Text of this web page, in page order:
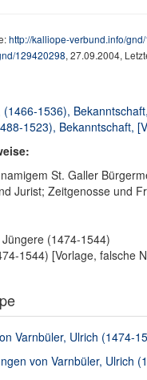
http://kalliope-verbund.info/
129420298, 27.09.2004,
1536),
1523), Bekanntschaft,
St. Galler
Jurist; Zeitgenosse und
(1474-1544)
1544) [Vorlage, falsche
Varnbüler, Ulrich (1474-
von Varnbüler, Ulrich